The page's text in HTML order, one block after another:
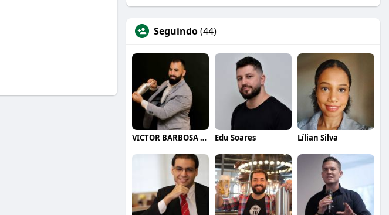
Seguindo(44)
VICTOR BARBOSA QUARANTA Edu Soares Lílian Silva